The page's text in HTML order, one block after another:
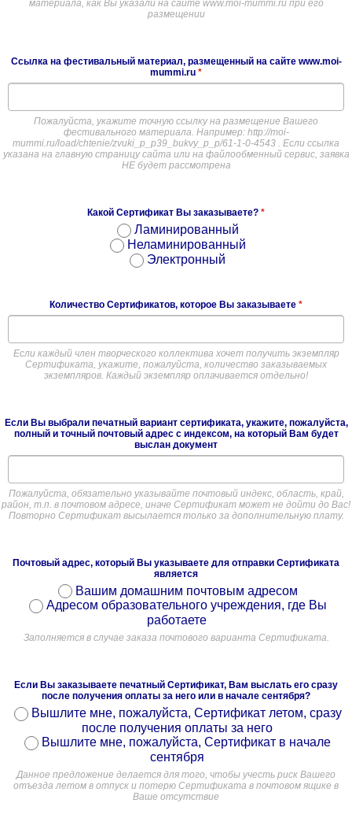
материала, как Вы указали на сайте www.moi-mummi.ru при его
размещении
Ссылка на фестивальный материал, размещенный на сайте www.moi-
mummi.ru *
Пожалуйста, укажите точную ссылку на размещение Вашего
фестивального материала. Например: http://moi-
mummi.ru/load/chtenie/zvuki_p_p39_bukvy_p_p/61-1-0-4543 . Если ссылка
указана на главную страницу сайта или на файлообменный сервис, заявка
НЕ будет рассмотрена
Какой Сертификат Вы заказываете? *
Ламинированный
Неламинированный
Электронный
Количество Сертификатов, которое Вы заказываете *
Если каждый член творческого коллектива хочет получить экземпляр
Сертификата, укажите, пожалуйста, количество заказываемых
экземпляров. Каждый экземпляр оплачивается отдельно!
Если Вы выбрали печатный вариант сертификата, укажите, пожалуйста,
полный и точный почтовый адрес с индексом, на который Вам будет
выслан документ
Пожалуйста, обязательно указывайте почтовый индекс, область, край,
район, т.п. в почтовом адресе, иначе Сертификат может не дойти до Вас!
Повторно Сертификат высылается только за дополнительную плату.
Почтовый адрес, который Вы указываете для отправки Сертификата
является
Вашим домашним почтовым адресом
Адресом образовательного учреждения, где Вы
работаете
Заполняется в случае заказа почтового варианта Сертификата.
Если Вы заказываете печатный Сертификат, Вам выслать его сразу
после получения оплаты за него или в начале сентября?
Вышлите мне, пожалуйста, Сертификат летом, сразу
после получения оплаты за него
Вышлите мне, пожалуйста, Сертификат в начале
сентября
Данное предложение делается для того, чтобы учесть риск Вашего
отъезда летом в отпуск и потерю Сертификата в почтовом ящике в
Ваше отсутствие